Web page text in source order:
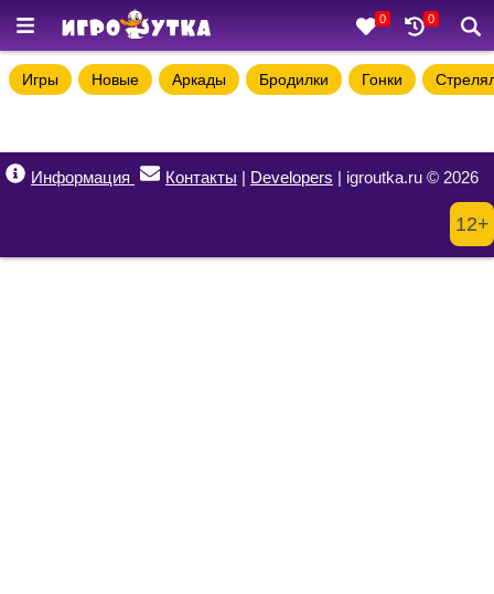
0 0
Игры Новые Аркады Бродилки Гонки
Информация Контакты | Developers | igroutka.ru © 2026
12+